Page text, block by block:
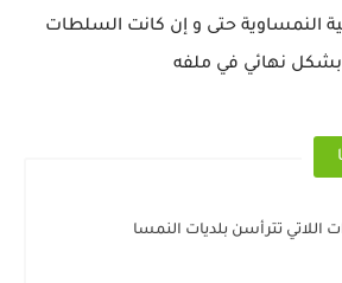
النمساوية حتى و إن كانت السلطات
نهائي في ملفه
اللاتي تترأسن بلديات النمسا